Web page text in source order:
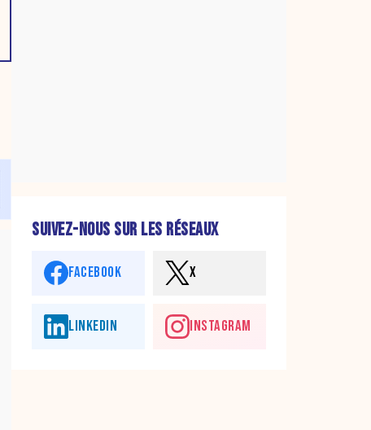
SUIVEZ-NOUS SUR LES RÉSEAUX
FACEBOOK X
LINKEDIN INSTAGRAM